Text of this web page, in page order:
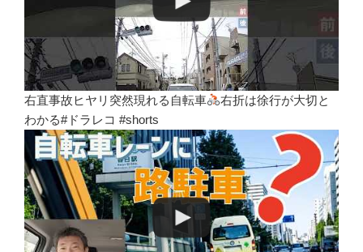
右直事故ヒヤリ突然現れる自転車
右折は徐行が大切と
わかる#ドラレコ #shorts